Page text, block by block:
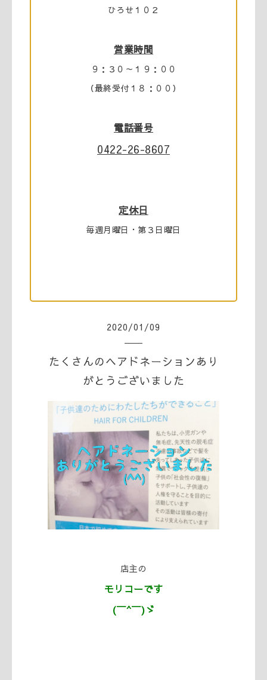
ひろせ１０２
営業時間
９：３０～１９：００
（最終受付１８：００）
電話番号
0422-26-8607
定休日
毎週月曜日・第３日曜日
2020/01 /09
たくさんのヘアドネーションあり
がとうございました
店主の
モリコーです
(￣^￣)ゞ